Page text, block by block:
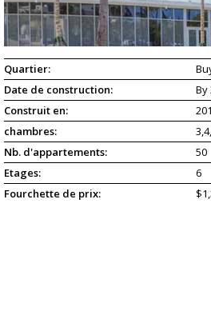
Quartier:
Date de construction:
By
Construit en:
chambres:
Nb. d'appartements:
50
Etages:
6
Fourchette de prix: